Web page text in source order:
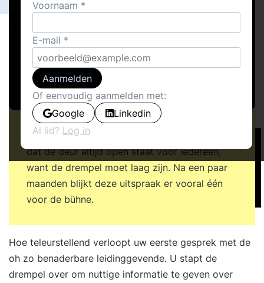
Herkenbaar? Uw baas roept bij z’n aantreden
dat de deur altijd open staat voor iedereen,
want de drempel moet laag zijn. Na een paar
maanden blijkt deze uitspraak er vooral één
voor de bühne.
Hoe teleurstellend verloopt uw eerste gesprek met de
oh zo benaderbare leidinggevende. U stapt de
drempel over om nuttige informatie te geven over
Voornaam
E-mail
Aanmelden
Of eenvoudig aanmelden met:
Google
Linkedin
Al lid? Log in